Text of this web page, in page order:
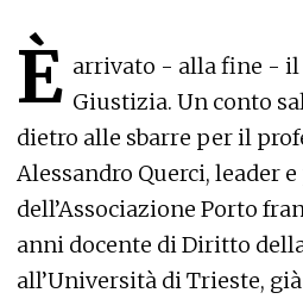
È arrivato - alla fine - il
Giustizia. Un conto
dietro alle sbarre per il
Alessandro Querci, leader
dell’Associazione Porto
anni docente di Diritto
all’Università di Trieste,